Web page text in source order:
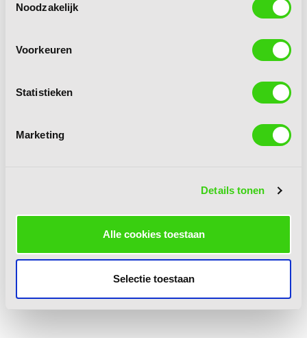
Noodzakelijk
Voorkeuren
Statistieken
Marketing
Details tonen
Alle cookies toestaan
Selectie toestaan